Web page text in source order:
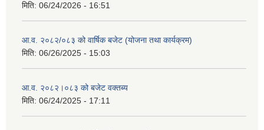
मिति: 06/24/2026 - 16:51
आ.व. २०८२/०८३ को वार्षिक बजेट (योजना तथा कार्यक्रम)
मिति: 06/26/2025 - 15:03
आ.व. २०८२।०८३ को बजेट वक्तब्य
मिति: 06/24/2025 - 17:11